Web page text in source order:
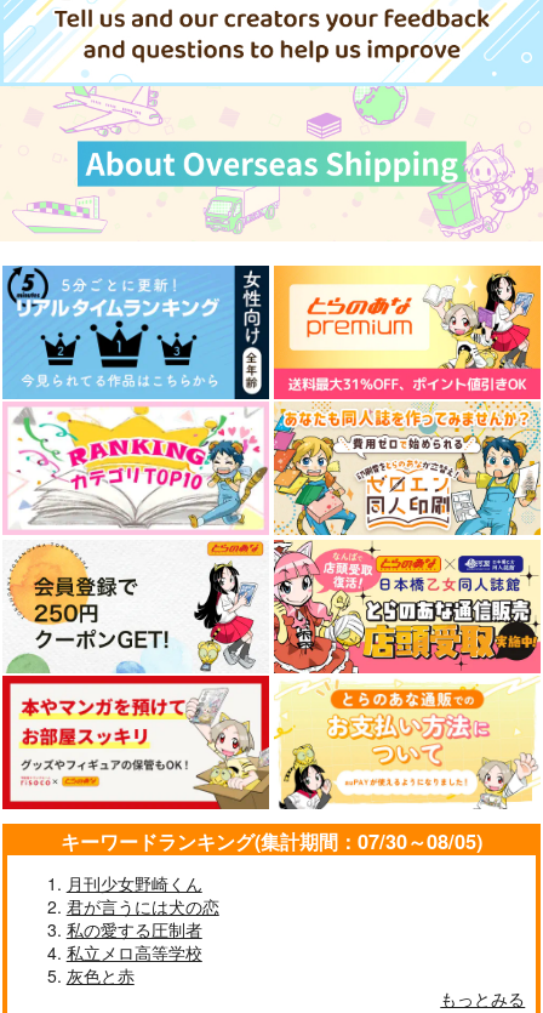
キーワードランキング(集計期間：07/30～08/05)
月刊少女野崎くん
君が言うには犬の恋
私の愛する圧制者
私立メロ高等学校
灰色と赤
もっとみる